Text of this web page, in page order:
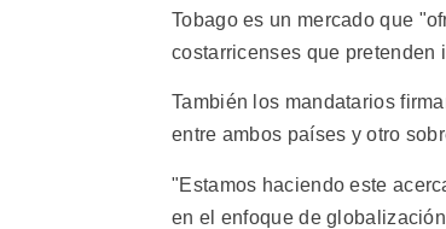
Tobago es un mercado que
costarricenses que pretenden
También los mandatarios
entre ambos países y otro
"Estamos haciendo este
en el enfoque de